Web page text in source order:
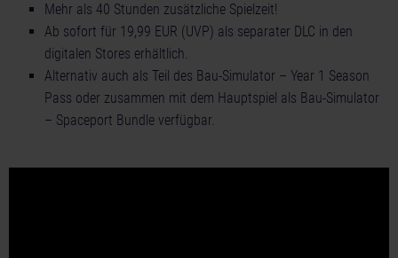
Mehr als 40 Stunden zusätzliche Spielzeit!
Ab sofort für 19,99 EUR (UVP) als separater DLC in den
digitalen Stores erhältlich.
Alternativ auch als Teil des Bau-Simulator – Year 1 Season
Pass oder zusammen mit dem Hauptspiel als Bau-Simulator
– Spaceport Bundle verfügbar.